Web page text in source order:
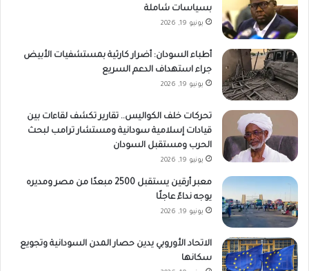
بسياسات شاملة
يونيو 19, 2026
أطباء السودان: أضرار كارثية بمستشفيات الأبيض
جراء استهداف الدعم السريع
يونيو 19, 2026
تحركات خلف الكواليس.. تقارير تكشف لقاءات بين
قيادات إسلامية سودانية ومستشار ترامب لبحث
الحرب ومستقبل السودان
يونيو 19, 2026
معبر أرقين يستقبل 2500 مبعدًا من مصر ومديره
يوجه نداءً عاجلًا
يونيو 19, 2026
الاتحاد الأوروبي يدين حصار المدن السودانية وتجويع
سكانها